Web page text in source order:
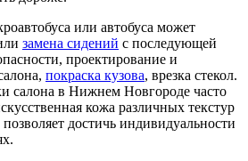
или автобуса может
замена сидений с последующей
проектирование и
покраска кузова, врезка стекол.
салона в Нижнем Новгороде часто
кожа различных текстур
достичь индивидуальности